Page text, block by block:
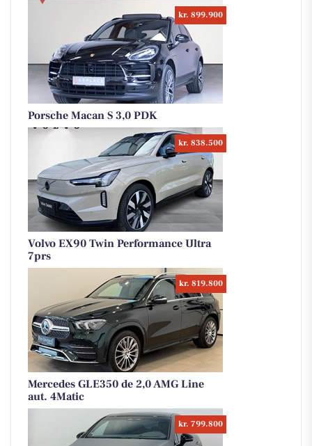
kr. 899.900
Porsche Macan S 3,0 PDK
kr. 838.500
Volvo EX90 Twin Performance Ultra
7prs
kr. 819.800
Mercedes GLE350 de 2,0 AMG Line
aut. 4Matic
kr. 799.800